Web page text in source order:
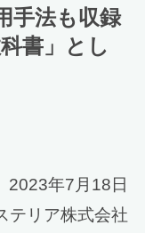
手法も収録
書」とし
2023年7月18日
テリア株式会社